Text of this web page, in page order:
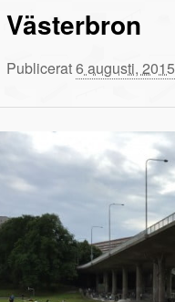
Västerbron
Publicerat6 augusti, 2015